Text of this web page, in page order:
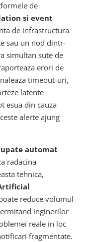
de
si event
de infrastructura
sau un nod dintr-
simultan sute de
erori de
timeout-uri,
latente
esua din cauza
alerte ajung
automat
radacina
tehnica,
reduce volumul
inginerilor
reale in loc
fragmentate.